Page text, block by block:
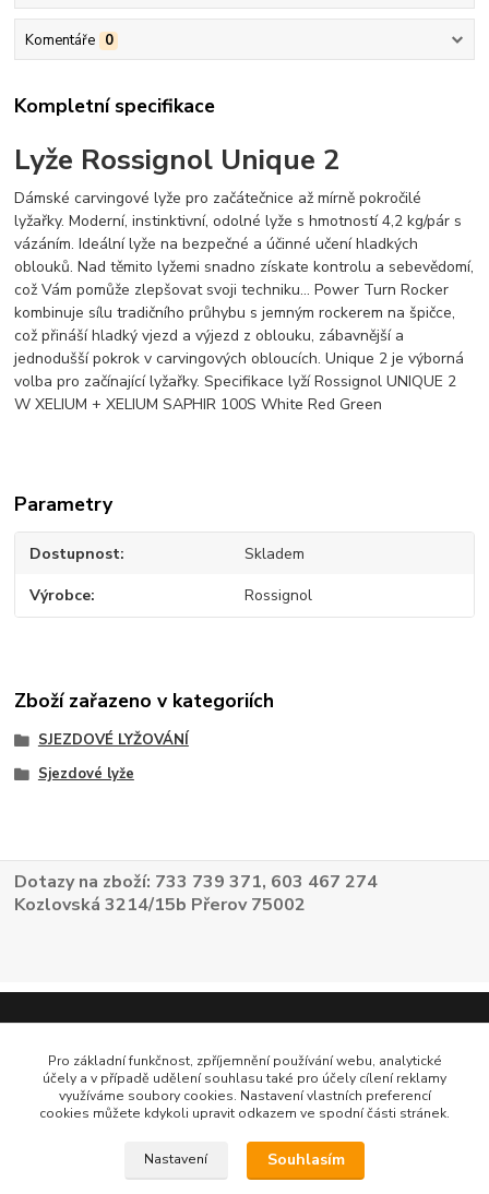
Komentáře 0
Kompletní specifikace
Lyže Rossignol Unique 2
Dámské carvingové lyže pro začátečnice až mírně pokročilé
lyžařky. Moderní, instinktivní, odolné lyže s hmotností 4,2 kg/pár s
vázáním. Ideální lyže na bezpečné a účinné učení hladkých
oblouků. Nad těmito lyžemi snadno získate kontrolu a sebevědomí,
což Vám pomůže zlepšovat svoji techniku... Power Turn Rocker
kombinuje sílu tradičního průhybu s jemným rockerem na špičce,
což přináší hladký vjezd a výjezd z oblouku, zábavnější a
jednodušší pokrok v carvingových obloucích. Unique 2 je výborná
volba pro začínající lyžařky. Specifikace lyží Rossignol UNIQUE 2
W XELIUM + XELIUM SAPHIR 100S White Red Green
Parametry
Dostupnost Skladem
Výrobce Rossignol
Zboží zařazeno v kategoriích
SJEZDOVÉ LYŽOVÁNÍ
Sjezdové lyže
Dotazy na zboží: 733 739 371, 603 467 274
Kozlovská 3214/15b Přerov 75002
Pro základní funkčnost, zpříjemnění používání webu, analytické
účely a v případě udělení souhlasu také pro účely cílení reklamy
využíváme soubory cookies. Nastavení vlastních preferencí
cookies můžete kdykoli upravit odkazem ve spodní části stránek.
Nastavení Souhlasím